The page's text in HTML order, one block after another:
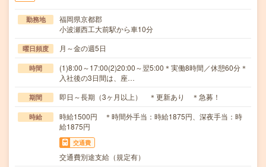
勤務地
福岡県京都郡
小波瀬西工大前駅から車10分
曜日頻度 月～金の週5日
時間
(1)8:00～17:00(2)20:00～翌5:00＊実働8時間／休憩60分＊
入社後の3日間は、座…
期間 即日～長期（3ヶ月以上） ＊更新あり ＊急募！
時給
時給1500円 ＊時間外手当：時給1875円、深夜手当：時
給1875円
交通費
交通費別途支給（規定有）